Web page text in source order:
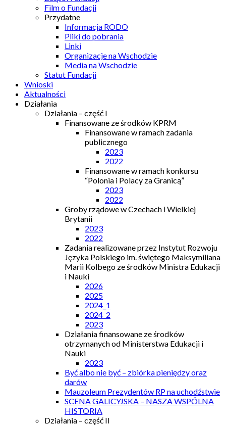
Film o Fundacji
Przydatne
Informacja RODO
Pliki do pobrania
Linki
Organizacje na Wschodzie
Media na Wschodzie
Statut Fundacji
Wnioski
Aktualności
Działania
Działania – część I
Finansowane ze środków KPRM
Finansowane w ramach zadania
publicznego
2023
2022
Finansowane w ramach konkursu
“Polonia i Polacy za Granicą”
2023
2022
Groby rządowe w Czechach i Wielkiej
Brytanii
2023
2022
Zadania realizowane przez Instytut Rozwoju
Języka Polskiego im. świętego Maksymiliana
Marii Kolbego ze środków Ministra Edukacji
i Nauki
2026
2025
2024_1
2024_2
2023
Działania finansowane ze środków
otrzymanych od Ministerstwa Edukacji i
Nauki
2023
Być albo nie być – zbiórka pieniędzy oraz
darów
Mauzoleum Prezydentów RP na uchodźstwie
SCENA GALICYJSKA – NASZA WSPÓLNA
HISTORIA
Działania – część II